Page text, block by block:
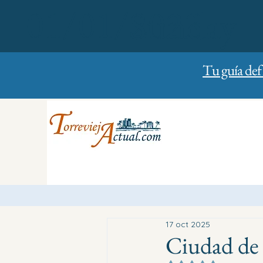
Tu guía
Ciudad
17 oct 2025